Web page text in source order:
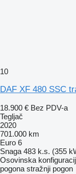
10
DAF XF 480 SSC
18.900 € Bez PDV-a
Tegljač
2020
701.000 km
Euro 6
Snaga 483 k.s. (355
Osovinska
pogona stražnji pogon